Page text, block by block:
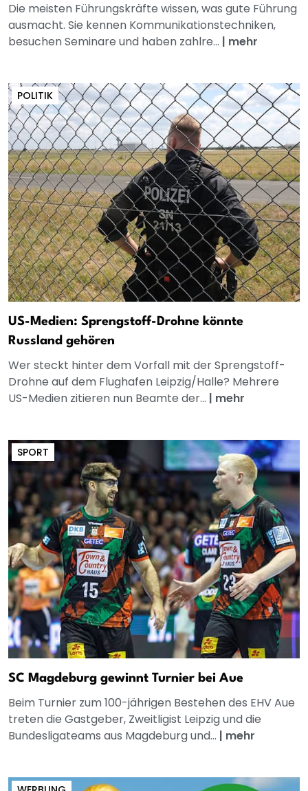
Die meisten Führungskräfte wissen, was gute Führung
ausmacht. Sie kennen Kommunikationstechniken,
besuchen Seminare und haben zahlre... | mehr
POLITIK
US-Medien: Sprengstoff-Drohne könnte
Russland gehören
Wer steckt hinter dem Vorfall mit der Sprengstoff-
Drohne auf dem Flughafen Leipzig/Halle? Mehrere
US-Medien zitieren nun Beamte der... | mehr
SPORT
SC Magdeburg gewinnt Turnier bei Aue
Beim Turnier zum 100-jährigen Bestehen des EHV Aue
treten die Gastgeber, Zweitligist Leipzig und die
Bundesligateams aus Magdeburg und... | mehr